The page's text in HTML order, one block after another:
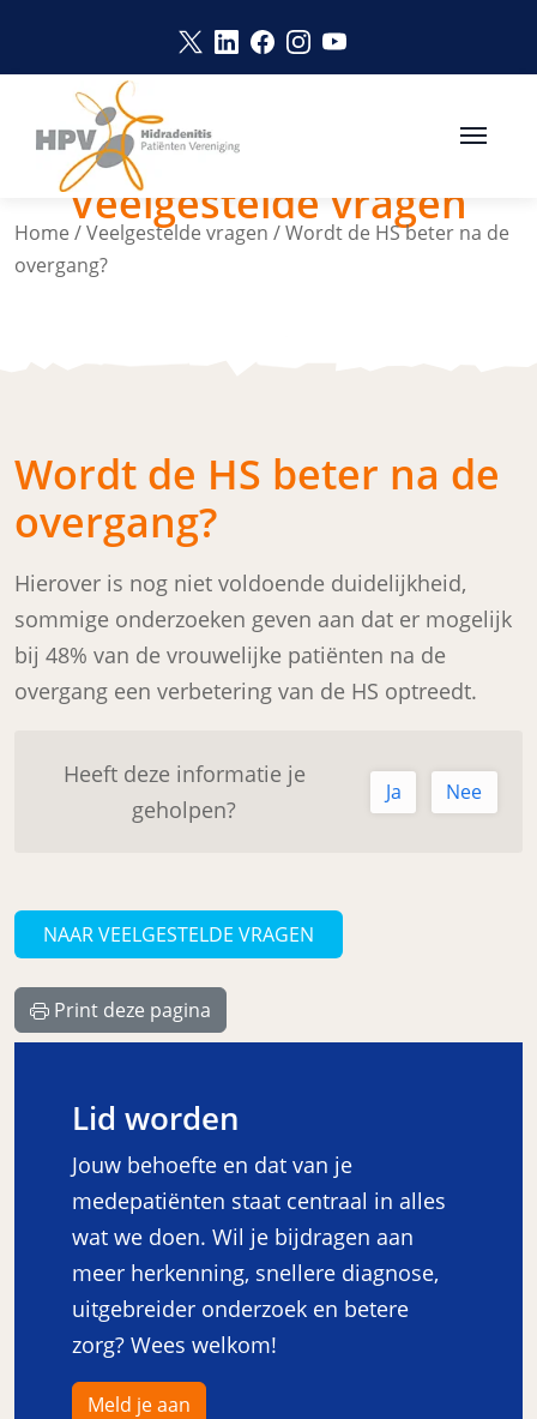
Link opent in een nieuw venster
Link opent in een nieuw
Link opent in een nieuw
Link opent in een
Link opent in een
Home /Veelgestelde vragen /Wordt de HS beter na de
overgang?
Veelgestelde vragen
Wordt de HS beter na de
overgang?
Hierover is nog niet voldoende duidelijkheid,
sommige onderzoeken geven aan dat er mogelijk
bij 48% van de vrouwelijke patiënten na de
overgang een verbetering van de HS optreedt.
Heeft deze informatie je
geholpen?
Ja Nee
NAAR VEELGESTELDE VRAGEN
Print deze pagina
Lid worden
Jouw behoefte en dat van je
medepatiënten staat centraal in alles
wat we doen. Wil je bijdragen aan
meer herkenning, snellere diagnose,
uitgebreider onderzoek en betere
zorg? Wees welkom!
Meld je aan